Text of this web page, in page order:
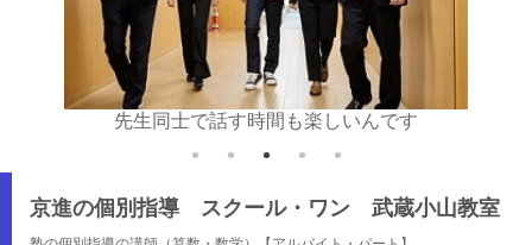
先生同士で話す時間も楽しいんです
京進の個別指導 スクール・ワン 武蔵小山教室